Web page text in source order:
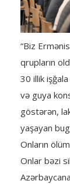
“Biz
qrupların
30 illik
və guya
göstərən,
yaşayan
Onların
Onlar bəzi